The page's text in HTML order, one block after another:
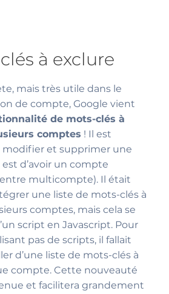
à exclure
mais très utile dans le
de compte, Google vient
de mots-clés à
comptes ! Il est
modifier et supprimer une
d’avoir un compte
multicompte). Il était
une liste de mots-clés à
comptes, mais cela se
script en Javascript. Pour
pas de scripts, il fallait
d’une liste de mots-clés à
compte. Cette nouveauté
et facilitera grandement